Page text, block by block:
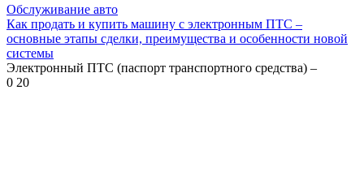
Обслуживание авто
Как продать и купить машину с электронным ПТС –
основные этапы сделки, преимущества и особенности новой
системы
Электронный ПТС (паспорт транспортного средства) –
0 20